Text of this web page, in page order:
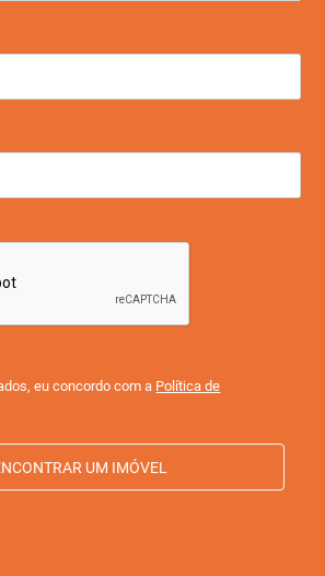
eu concordo com a Política de
UM IMÓVEL